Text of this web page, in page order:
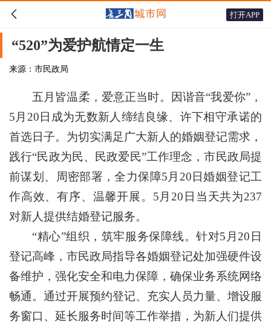
 打开APP
“520”为爱护航情定一生
来源：市民政局
五月皆温柔，爱意正当时。因谐音“我爱你”，
5月20日成为无数新人缔结良缘、许下相守承诺的
首选日子。为切实满足广大新人的婚姻登记需求，
践行“民政为民、民政爱民”工作理念，市民政局提
前谋划、周密部署，全力保障5月20日婚姻登记工
作高效、有序、温馨开展。5月20日当天共为237
对新人提供结婚登记服务。
“精心”组织，筑牢服务保障线。针对5月20日
登记高峰，市民政局指导各婚姻登记处加强硬件设
备维护，强化安全和电力保障，确保业务系统网络
畅通。通过开展预约登记、充实人员力量、增设服
务窗口、延长服务时间等工作举措，为新人们提供